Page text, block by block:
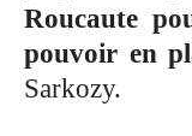
Roucaute
pouvoir en
Sarkozy.